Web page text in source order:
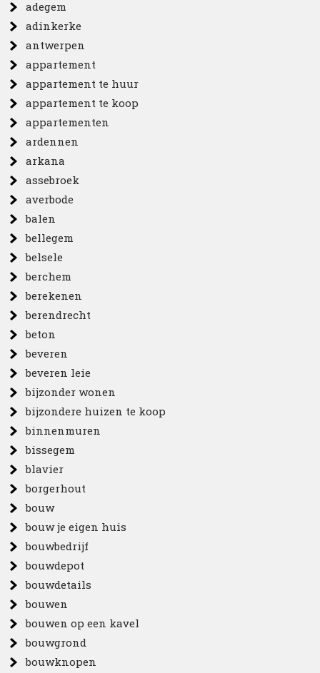
adegem
adinkerke
antwerpen
appartement
appartement te huur
appartement te koop
appartementen
ardennen
arkana
assebroek
averbode
balen
bellegem
belsele
berchem
berekenen
berendrecht
beton
beveren
beveren leie
bijzonder wonen
bijzondere huizen te koop
binnenmuren
bissegem
blavier
borgerhout
bouw
bouw je eigen huis
bouwbedrijf
bouwdepot
bouwdetails
bouwen
bouwen op een kavel
bouwgrond
bouwknopen